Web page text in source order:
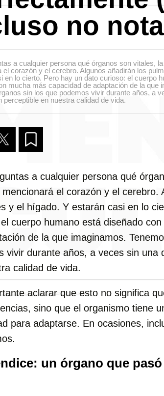
no
a cualquier persona qué órganos son vitales,
el corazón y el cerebro. Algunos añadirán los
en lo cierto. Pero hay un dato curioso: el cuerpo
mucha más capacidad de adaptación de la que
sin los que podemos vivir durante años, a
perceptible en nuestra calidad de vida.
a cualquier persona qué
el corazón y el cerebro.
y el hígado. Y estarán casi en lo
cuerpo humano está diseñado
de la que imaginamos.
vivir durante años, a veces sin una
calidad de vida.
aclarar que esto no significa
sino que el organismo tiene
para adaptarse. En ocasiones,
un órgano que